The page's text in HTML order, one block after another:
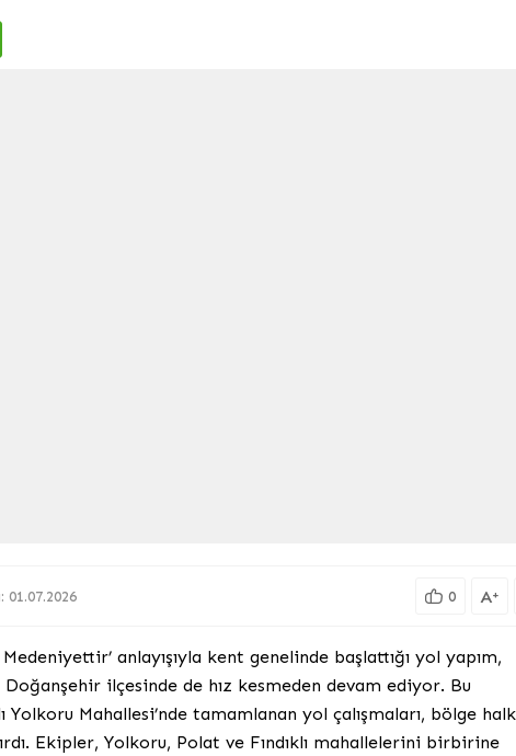
01.07.2026 0 A+
anlayışıyla kent genelinde başlattığı yol yapım,
Doğanşehir ilçesinde de hız kesmeden devam ediyor. Bu
Mahallesi’nde tamamlanan yol çalışmaları, bölge
Ekipler, Yolkoru, Polat ve Fındıklı mahallelerini birbirine